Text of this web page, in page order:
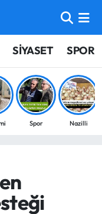
SİYASET SPOR
Spor Nazilli